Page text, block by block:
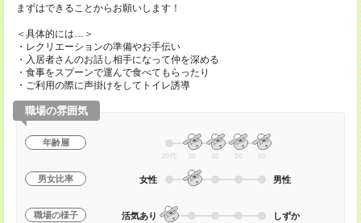
まずはできることからお願いします！
＜具体的には…＞
・レクリエーションの準備やお手伝い
・入居者さんのお話し相手になって仲を深める
・食事をスプーンで運んで食べてもらったり
・ご利用の際に声掛けをしてトイレ誘導
職場の雰囲気
年齢層
20代 30 40 50 60
男女比率 女性 男性
職場の様子 活気あり しずか